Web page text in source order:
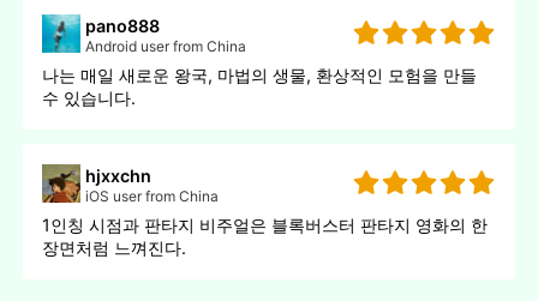
pano888
Android user from China
나는 매일 새로운 왕국, 마법의 생물, 환상적인 모험을 만들
수 있습니다.
hjxxchn
iOS user from China
1인칭 시점과 판타지 비주얼은 블록버스터 판타지 영화의 한
장면처럼 느껴진다.